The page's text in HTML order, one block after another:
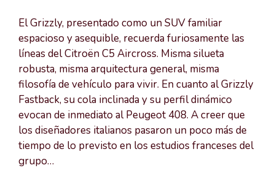
El Grizzly, presentado como un SUV familiar
espacioso y asequible, recuerda furiosamente las
líneas del Citroën C5 Aircross. Misma silueta
robusta, misma arquitectura general, misma
filosofía de vehículo para vivir. En cuanto al Grizzly
Fastback, su cola inclinada y su perfil dinámico
evocan de inmediato al Peugeot 408. A creer que
los diseñadores italianos pasaron un poco más de
tiempo de lo previsto en los estudios franceses del
grupo…